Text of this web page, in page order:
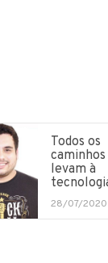
Todos os
caminhos
levam à
28/07/2020